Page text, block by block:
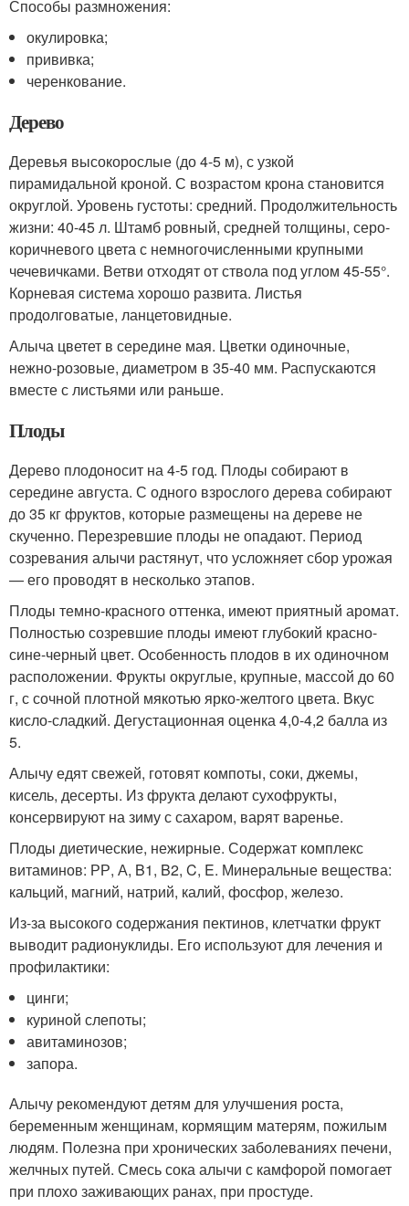
Способы размножения:
окулировка;
прививка;
черенкование.
Дерево
Деревья высокорослые (до 4-5 м), с узкой
пирамидальной кроной. С возрастом крона становится
округлой. Уровень густоты: средний. Продолжительность
жизни: 40-45 л. Штамб ровный, средней толщины, серо-
коричневого цвета с немногочисленными крупными
чечевичками. Ветви отходят от ствола под углом 45-55°.
Корневая система хорошо развита. Листья
продолговатые, ланцетовидные.
Алыча цветет в середине мая. Цветки одиночные,
нежно-розовые, диаметром в 35-40 мм. Распускаются
вместе с листьями или раньше.
Плоды
Дерево плодоносит на 4-5 год. Плоды собирают в
середине августа. С одного взрослого дерева собирают
до 35 кг фруктов, которые размещены на дереве не
скученно. Перезревшие плоды не опадают. Период
созревания алычи растянут, что усложняет сбор урожая
— его проводят в несколько этапов.
Плоды темно-красного оттенка, имеют приятный аромат.
Полностью созревшие плоды имеют глубокий красно-
сине-черный цвет. Особенность плодов в их одиночном
расположении. Фрукты округлые, крупные, массой до 60
г, с сочной плотной мякотью ярко-желтого цвета. Вкус
кисло-сладкий. Дегустационная оценка 4,0-4,2 балла из
5.
Алычу едят свежей, готовят компоты, соки, джемы,
кисель, десерты. Из фрукта делают сухофрукты,
консервируют на зиму с сахаром, варят варенье.
Плоды диетические, нежирные. Содержат комплекс
витаминов: РР, А, B1, B2, C, E. Минеральные вещества:
кальций, магний, натрий, калий, фосфор, железо.
Из-за высокого содержания пектинов, клетчатки фрукт
выводит радионуклиды. Его используют для лечения и
профилактики:
цинги;
куриной слепоты;
авитаминозов;
запора.
Алычу рекомендуют детям для улучшения роста,
беременным женщинам, кормящим матерям, пожилым
людям. Полезна при хронических заболеваниях печени,
желчных путей. Смесь сока алычи с камфорой помогает
при плохо заживающих ранах, при простуде.